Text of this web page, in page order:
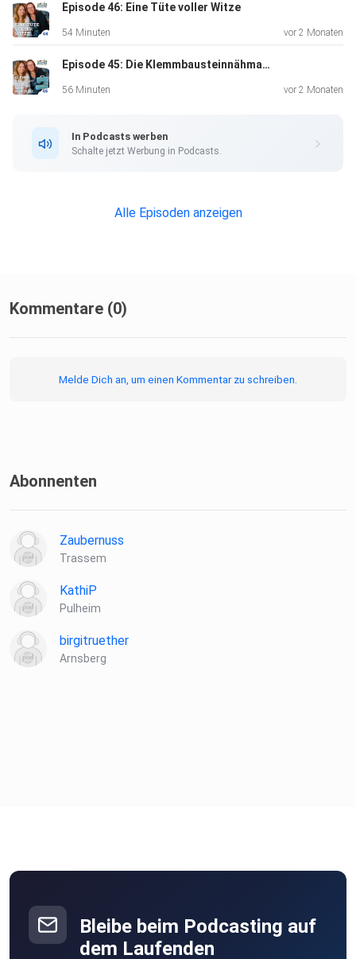
Episode 46: Eine Tüte voller Witze
54 Minuten vor 2 Monaten
Episode 45: Die Klemmbausteinnähmaschine
56 Minuten vor 2 Monaten
In Podcasts werben
Schalte jetzt Werbung in Podcasts.
Alle Episoden anzeigen
Kommentare (0)
Melde Dich an, um einen Kommentar zu schreiben.
Abonnenten
Zaubernuss
Trassem
KathiP
Pulheim
birgitruether
Arnsberg
Bleibe beim Podcasting auf
dem Laufenden